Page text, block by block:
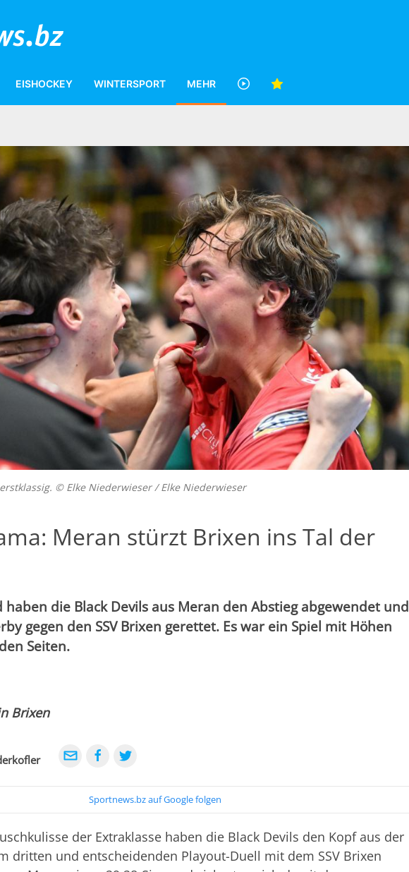
EISHOCKEY WINTERSPORT MEHR
© Elke Niederwieser / Elke Niederwieser
Meran stürzt Brixen ins Tal der
haben die Black Devils aus Meran den Abstieg abgewendet und
gegen den SSV Brixen gerettet. Es war ein Spiel mit Höhen
Seiten.
Brixen
Sportnews.bz auf Google folgen
der Extraklasse haben die Black Devils den Kopf aus der
dritten und entscheidenden Playout-Duell mit dem SSV Brixen